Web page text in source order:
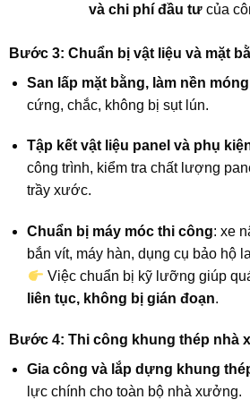
và chi phí đầu tư của
Bước 3: Chuẩn bị vật liệu và mặt
San lấp mặt bằng, làm nền móng
cứng, chắc, không bị sụt lún.
Tập kết vật liệu panel và phụ
công trình, kiểm tra chất lượng
trầy xước.
Chuẩn bị máy móc thi công: xe
bắn vít, máy hàn, dụng cụ bảo hộ
Việc chuẩn bị kỹ lưỡng giúp
liên tục, không bị gián đoạn.
Bước 4: Thi công khung thép nhà
Gia công và lắp dựng khung
lực chính cho toàn bộ nhà xưởng.